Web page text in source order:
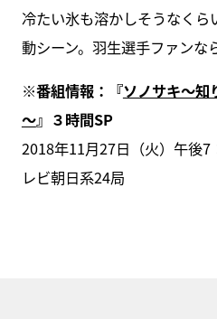
冷たい氷も溶かしそうなく
動シーン。羽生選手ファンな
※番組情報：『ソノサキ～知
～』３時間SP
2018年11月27日（火）午後
レビ朝日系24局